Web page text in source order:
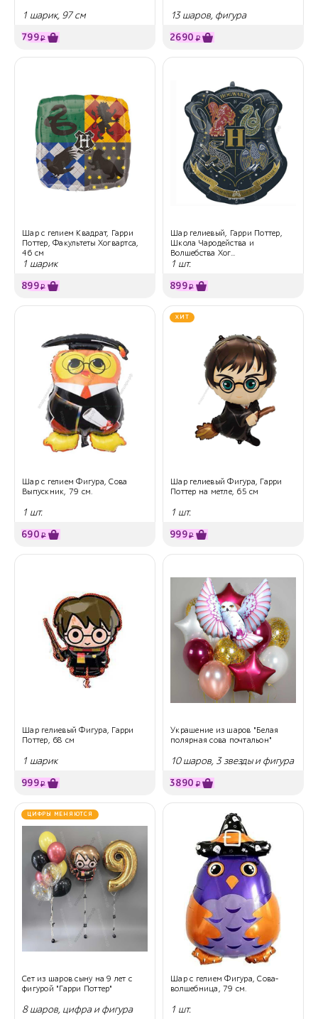
1 шарик, 97 см
799₽
13 шаров, фигура
2690 ₽
Шар с гелием Квадрат, Гарри
Поттер, Факультеты Хогвартса,
46 см
1 шарик
899₽
Шар гелиевый, Гарри Поттер,
Школа Чародейства и
Волшебства Хог...
1 шт.
899₽
Шар с гелием Фигура, Сова
Выпускник, 79 см.
1 шт.
690 ₽
ХИТ
Шар гелиевый Фигура, Гарри
Поттер на метле, 65 см
1 шт.
999₽
Шар гелиевый Фигура, Гарри
Поттер, 68 см
1 шарик
999₽
Украшение из шаров "Белая
полярная сова почтальон"
10 шаров, 3 звезды и фигура
3890 ₽
ЦИФРЫ МЕНЯЮТСЯ
Сет из шаров сыну на 9 лет с
фигурой "Гарри Поттер"
8 шаров, цифра и фигура
Шар с гелием Фигура, Сова-
волшебница, 79 см.
1 шт.